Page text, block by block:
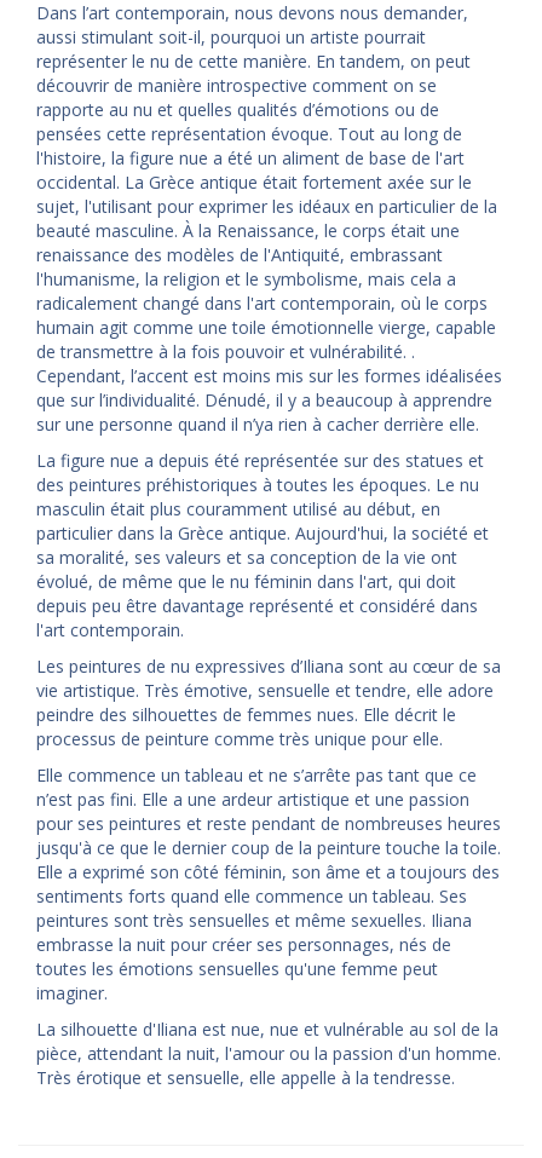
Dans l’art contemporain, nous devons nous demander,
aussi stimulant soit-il, pourquoi un artiste pourrait
représenter le nu de cette manière. En tandem, on peut
découvrir de manière introspective comment on se
rapporte au nu et quelles qualités d’émotions ou de
pensées cette représentation évoque. Tout au long de
l'histoire, la figure nue a été un aliment de base de l'art
occidental. La Grèce antique était fortement axée sur le
sujet, l'utilisant pour exprimer les idéaux en particulier de la
beauté masculine. À la Renaissance, le corps était une
renaissance des modèles de l'Antiquité, embrassant
l'humanisme, la religion et le symbolisme, mais cela a
radicalement changé dans l'art contemporain, où le corps
humain agit comme une toile émotionnelle vierge, capable
de transmettre à la fois pouvoir et vulnérabilité. .
Cependant, l’accent est moins mis sur les formes idéalisées
que sur l’individualité. Dénudé, il y a beaucoup à apprendre
sur une personne quand il n’ya rien à cacher derrière elle.
La figure nue a depuis été représentée sur des statues et
des peintures préhistoriques à toutes les époques. Le nu
masculin était plus couramment utilisé au début, en
particulier dans la Grèce antique. Aujourd'hui, la société et
sa moralité, ses valeurs et sa conception de la vie ont
évolué, de même que le nu féminin dans l'art, qui doit
depuis peu être davantage représenté et considéré dans
l'art contemporain.
Les peintures de nu expressives d’Iliana sont au cœur de sa
vie artistique. Très émotive, sensuelle et tendre, elle adore
peindre des silhouettes de femmes nues. Elle décrit le
processus de peinture comme très unique pour elle.
Elle commence un tableau et ne s’arrête pas tant que ce
n’est pas fini. Elle a une ardeur artistique et une passion
pour ses peintures et reste pendant de nombreuses heures
jusqu'à ce que le dernier coup de la peinture touche la toile.
Elle a exprimé son côté féminin, son âme et a toujours des
sentiments forts quand elle commence un tableau. Ses
peintures sont très sensuelles et même sexuelles. Iliana
embrasse la nuit pour créer ses personnages, nés de
toutes les émotions sensuelles qu'une femme peut
imaginer.
La silhouette d'Iliana est nue, nue et vulnérable au sol de la
pièce, attendant la nuit, l'amour ou la passion d'un homme.
Très érotique et sensuelle, elle appelle à la tendresse.